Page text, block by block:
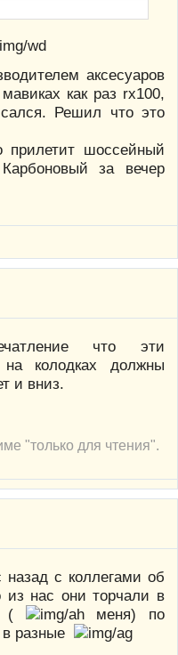
аксесуаров
как раз rx100,
Решил что это
шоссейный
за вечер
что эти
колодках должны
и вниз.
"только для чтения".
с коллегами об
из нас они торчали в
(
меня) по
разные